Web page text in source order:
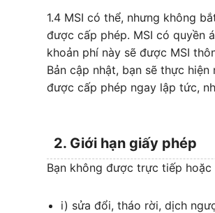
1.4 MSI có thể, nhưng không
được cấp phép. MSI có quyền
khoản phí này sẽ được MSI
Bản cập nhật, bạn sẽ thực
được cấp phép ngay lập tức,
2. Giới hạn giấy phép
Bạn không được trực tiếp
i) sửa đổi, tháo rời, dịch